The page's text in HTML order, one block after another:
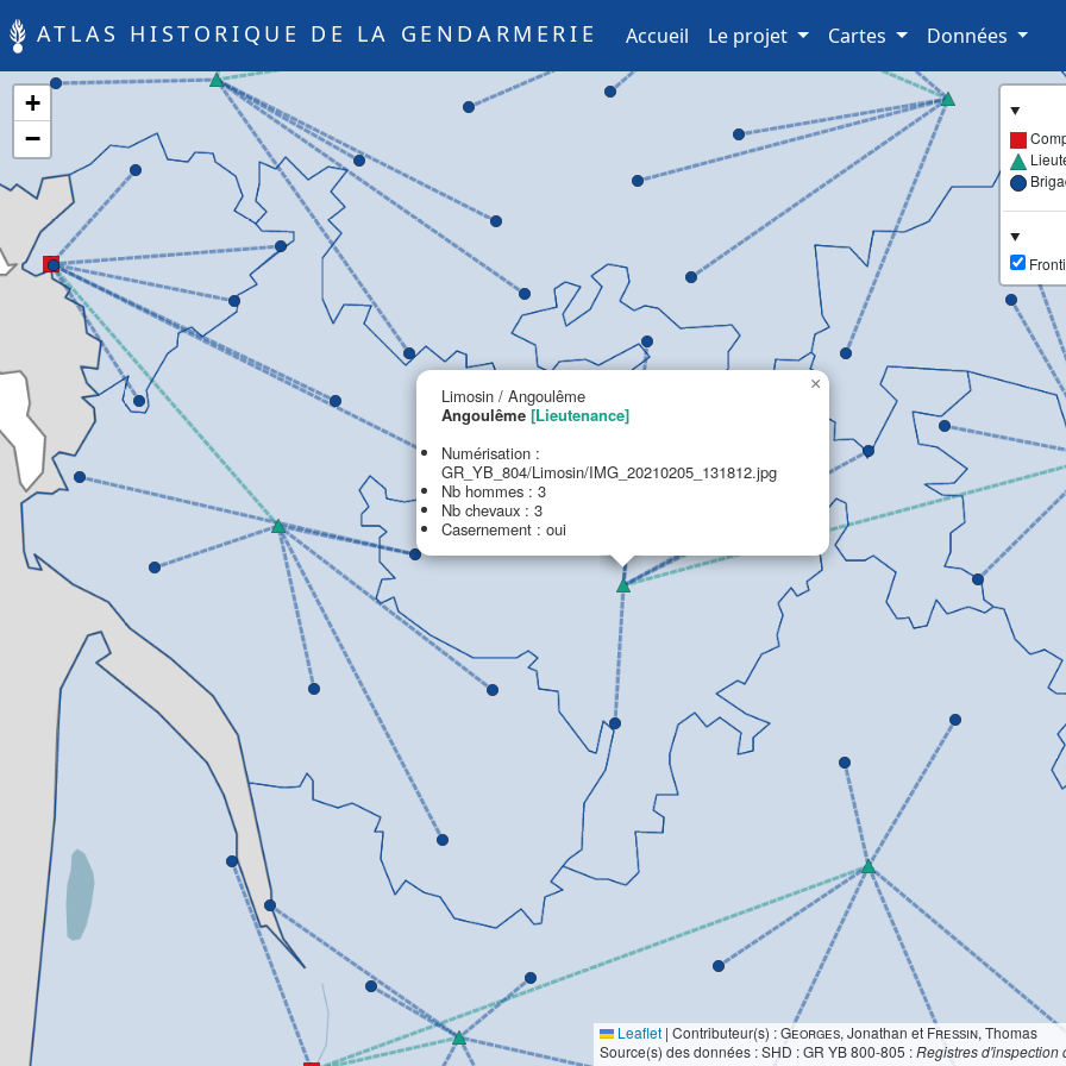
ATLAS HISTORIQUE DE LA GENDARMERIE Accueil (current)
Le projet Cartes Données
Limosin / Angoulême
Angoulême [Lieutenance]
Numérisation :
GR_YB_804/Limosin/IMG_20210205_131812.jpg
Nb hommes : 3
Nb chevaux : 3
Casernement : oui
×
+
−
Leaflet | Contributeur(s) :Georges, Jonathan et Fressin, Thomas
Source(s) des données : SHD : GR YB 800-805 :Registres d'inspection